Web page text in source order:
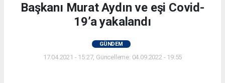
Başkanı Murat Aydın ve eşi Covid-
19’a yakalandı
GÜNDEM
17.04.2021 - 15:27, Güncelleme: 04.09.2022 - 19:55